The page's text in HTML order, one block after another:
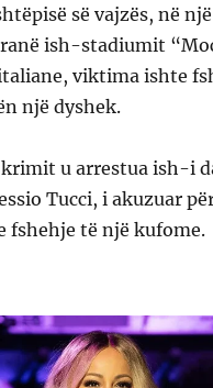
së vajzës, në
ish-stadiumit
viktima ishte
një dyshek.
u arrestua ish-i
Tucci, i akuzuar
fshehje të një kufome.